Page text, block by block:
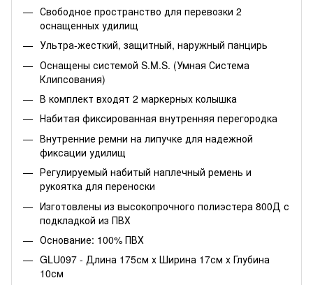
Свободное пространство для перевозки 2
оснащенных удилищ
Ультра-жесткий, защитный, наружный панцирь
Оснащены системой S.M.S. (Умная Система
Клипсования)
В комплект входят 2 маркерных колышка
Набитая фиксированная внутренняя перегородка
Внутренние ремни на липучке для надежной
фиксации удилищ
Регулируемый набитый наплечный ремень и
рукоятка для переноски
Изготовлены из высокопрочного полиэстера 800Д с
подкладкой из ПВХ
Основание: 100% ПВХ
GLU097 - Длина 175см x Ширина 17см x Глубина
10см